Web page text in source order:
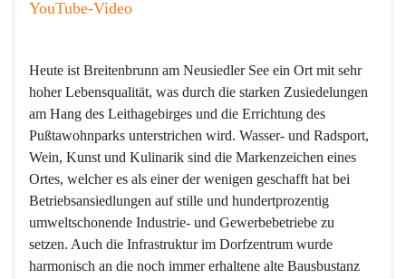
YouTube-Video
Heute ist Breitenbrunn am Neusiedler See ein Ort mit sehr
hoher Lebensqualität, was durch die starken Zusiedelungen
am Hang des Leithagebirges und die Errichtung des
Pußtawohnparks unterstrichen wird. Wasser- und Radsport,
Wein, Kunst und Kulinarik sind die Markenzeichen eines
Ortes, welcher es als einer der wenigen geschafft hat bei
Betriebsansiedlungen auf stille und hundertprozentig
umweltschonende Industrie- und Gewerbebetriebe zu
setzen. Auch die Infrastruktur im Dorfzentrum wurde
harmonisch an die noch immer erhaltene alte Bausbustanz